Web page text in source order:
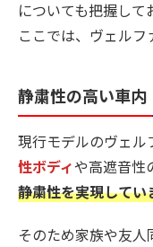
についても把握して
ここでは、ヴェルフ
静粛性の高い車内
現行モデルのヴェル
性ボディや高遮音性
静粛性を実現してい
そのため家族や友